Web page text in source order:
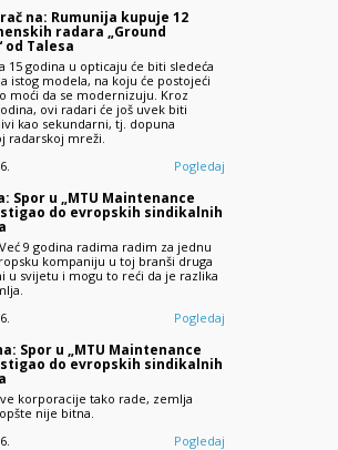
na: Rumunija kupuje 12
radara „Ground
od Talesa
15 godina u opticaju će biti sledeća
istog modela, na koju će postojeći
moći da se modernizuju. Kroz
ovi radari će još uvek biti
kao sekundarni, tj. dopuna
radarskoj mreži.
Pogledaj
Spor u „MTU Maintenance
stigao do evropskih sindikalnih
9 godina radima radim za jednu
kompaniju u toj branši druga
u svijetu i mogu to reći da je razlika
Pogledaj
Spor u „MTU Maintenance
stigao do evropskih sindikalnih
korporacije tako rade, zemlja
nije bitna.
Pogledaj